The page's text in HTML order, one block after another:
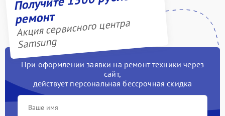
ремонт
Акция сервисного центра
Samsung
При оформлении заявки на ремонт техники через
сайт,
действует персональная бессрочная скидка